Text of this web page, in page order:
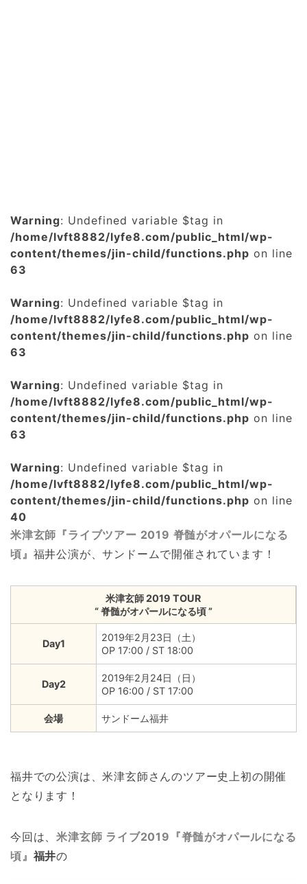
Warning: Undefined variable $tag in
/home/lvft8882/lyfe8.com/public_html/wp-
content/themes/jin-child/functions.php on line
63
Warning: Undefined variable $tag in
/home/lvft8882/lyfe8.com/public_html/wp-
content/themes/jin-child/functions.php on line
63
Warning: Undefined variable $tag in
/home/lvft8882/lyfe8.com/public_html/wp-
content/themes/jin-child/functions.php on line
63
Warning: Undefined variable $tag in
/home/lvft8882/lyfe8.com/public_html/wp-
content/themes/jin-child/functions.php on line
40
米津玄師『ライブツアー 2019 脊髄がオパールになる
頃』 福井公演が、サンドームで開催されています！
米津玄師 2019 TOUR
“ 脊髄がオパールになる頃 ”
Day1
2019年2月23日（土）
OP 17:00 / ST 18:00
Day2
2019年2月24日（日）
OP 16:00 / ST 17:00
会場 サンドーム福井
福井での公演は、米津玄師さんのツアー史上初の開催
となります！
今回は、米津玄師 ライブ2019『脊髄がオパールになる
頃』 福井の